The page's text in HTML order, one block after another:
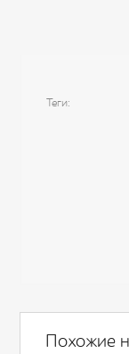
Теги
Похожие